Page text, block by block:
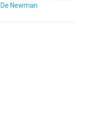
De Newman